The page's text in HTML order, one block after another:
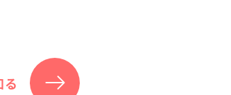
る